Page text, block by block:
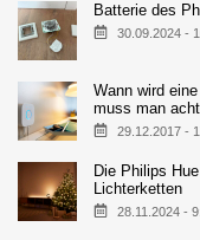
Batterie des
30.09.2024 -
Wann wird
muss man
29.12.2017 -
Die Philips
Lichterketten
28.11.2024 -